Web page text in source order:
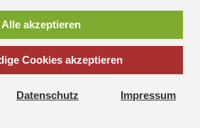
Bereitstellung unserer Dienste. Mit der
Vorauskasse
*inkl. MwSt., zzgl.Versandkosten
Alle akzeptieren
Cookies akzeptieren
Datenschutz Impressum